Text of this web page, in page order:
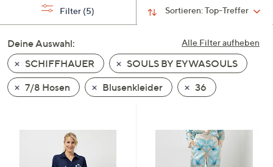
und
nach
unten
oder
wischen
Sie
Sortieren:Top-Treffer
Filter (5)
Alle Filter aufheben
Deine Auswahl:
SCHIFFHAUER
SOULS BY EYWASOULS
7/8 Hosen
Blusenkleider 36